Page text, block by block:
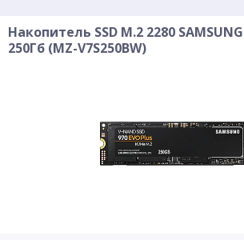
Накопитель SSD M.2 2280
250Гб (MZ-V7S250BW)